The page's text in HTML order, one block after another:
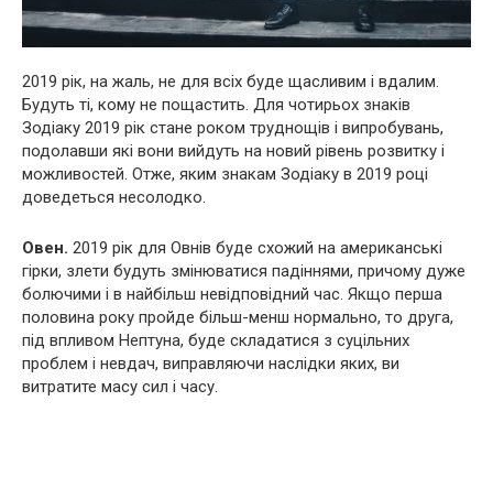
2019 рік, на жаль, не для всіх буде щасливим і вдалим.
Будуть ті, кому не пощастить. Для чотирьох знаків
Зодіаку 2019 рік стане роком труднощів і випробувань,
подолавши які вони вийдуть на новий рівень розвитку і
можливостей. Отже, яким знакам Зодіаку в 2019 році
доведеться несолодко.
Овен. 2019 рік для Овнів буде схожий на американські
гірки, злети будуть змінюватися падіннями, причому дуже
болючими і в найбільш невідповідний час. Якщо перша
половина року пройде більш-менш нормально, то друга,
під впливом Нептуна, буде складатися з суцільних
проблем і невдач, виправляючи наслідки яких, ви
витратите масу сил і часу.